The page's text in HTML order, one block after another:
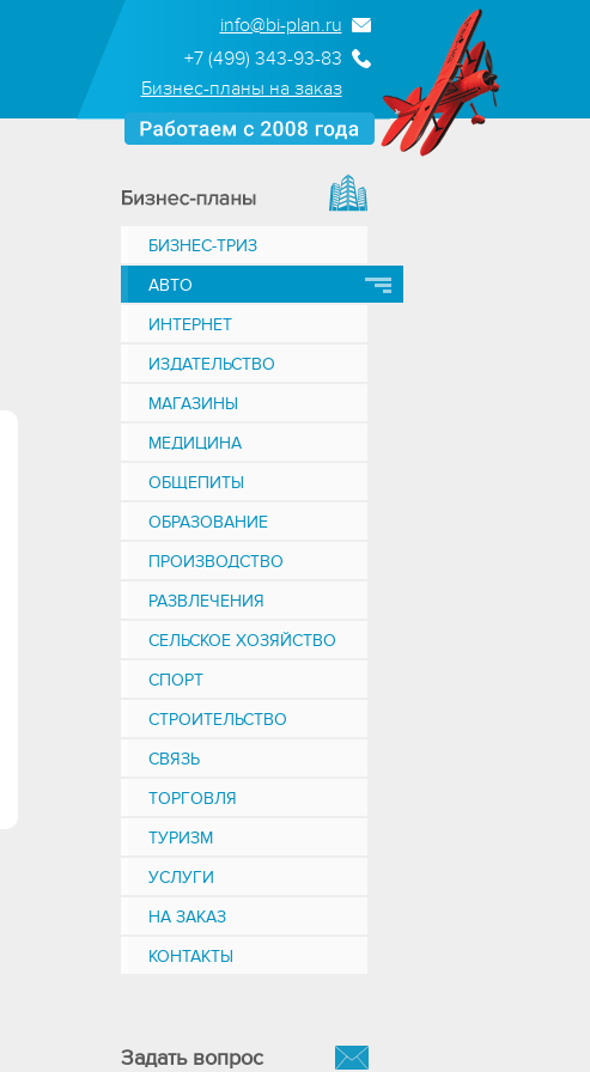
info@bi-plan.ru
+7 (499) 343-93-83
Бизнес-планы на заказ
БИЗНЕС-ТРИЗ
АВТО
ИНТЕРНЕТ
ИЗДАТЕЛЬСТВО
МАГАЗИНЫ
МЕДИЦИНА
ОБЩЕПИТЫ
ОБРАЗОВАНИЕ
ПРОИЗВОДСТВО
РАЗВЛЕЧЕНИЯ
СЕЛЬСКОЕ ХОЗЯЙСТВО
СПОРТ
СТРОИТЕЛЬСТВО
СВЯЗЬ
ТОРГОВЛЯ
ТУРИЗМ
УСЛУГИ
НА ЗАКАЗ
КОНТАКТЫ
Задать вопрос